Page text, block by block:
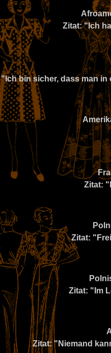
Zitat: "Ich
bin sicher, dass man in
Zitat:
Zitat:
Zitat: "Im
Zitat: "Niemand